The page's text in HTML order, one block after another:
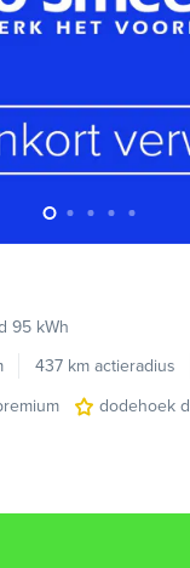
95 kWh
437 km actieradius
dodehoek